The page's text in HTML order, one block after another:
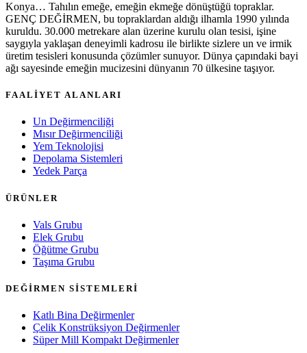
Konya… Tahılın emeğe, emeğin ekmeğe dönüştüğü topraklar.
GENÇ DEĞİRMEN, bu topraklardan aldığı ilhamla 1990 yılında
kuruldu. 30.000 metrekare alan üzerine kurulu olan tesisi, işine
saygıyla yaklaşan deneyimli kadrosu ile birlikte sizlere un ve irmik
üretim tesisleri konusunda çözümler sunuyor. Dünya çapındaki bayi
ağı sayesinde emeğin mucizesini dünyanın 70 ülkesine taşıyor.
FAALİYET ALANLARI
Un Değirmenciliği
Mısır Değirmenciliği
Yem Teknolojisi
Depolama Sistemleri
Yedek Parça
ÜRÜNLER
Vals Grubu
Elek Grubu
Öğütme Grubu
Taşıma Grubu
DEĞİRMEN SİSTEMLERİ
Katlı Bina Değirmenler
Çelik Konstrüksiyon Değirmenler
Süper Mill Kompakt Değirmenler